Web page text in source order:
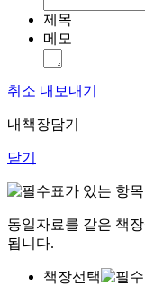
제목
메모
취소 내보내기
내책장담기
닫기
표가 있는 항
동일자료를 같은 책
됩니다.
책장선택